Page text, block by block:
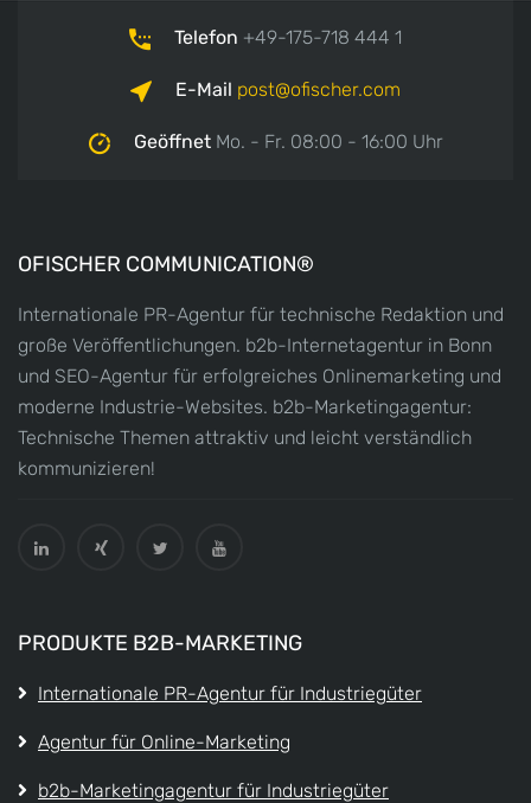
Telefon +49-175-718 444 1
E-Mail post ofischer.com
GeöffnetMo. - Fr. 08:00 - 16:00 Uhr
OFISCHER COMMUNICATION®
Internationale PR-Agentur für technische Redaktion und
große Veröffentlichungen. b2b-Internetagentur in Bonn
und SEO-Agentur für erfolgreiches Onlinemarketing und
moderne Industrie-Websites. b2b-Marketingagentur:
Technische Themen attraktiv und leicht verständlich
kommunizieren!
PRODUKTE B2B-MARKETING
Internationale PR-Agentur für Industriegüter
Agentur für Online-Marketing
b2b-Marketingagentur für Industriegüter